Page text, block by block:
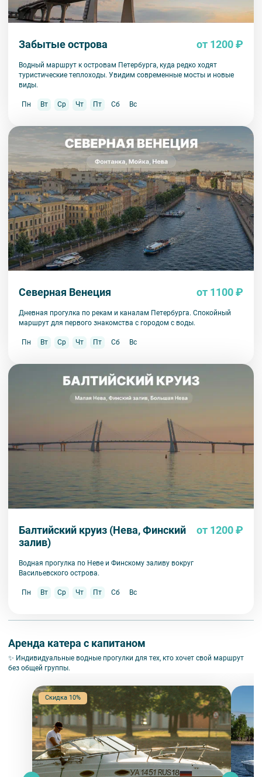
Забытые острова от 1200 ₽
Водный маршрут к островам Петербурга, куда редко ходят
туристические теплоходы. Увидим современные мосты и новые
виды.
Пн Вт Ср Чт Пт Сб Вс
Северная Венеция от 1100 ₽
Дневная прогулка по рекам и каналам Петербурга. Спокойный
маршрут для первого знакомства с городом с воды.
Пн Вт Ср Чт Пт Сб Вс
Балтийский круиз (Нева, Финский
залив)
от 1200 ₽
Водная прогулка по Неве и Финскому заливу вокруг
Васильевского острова.
Пн Вт Ср Чт Пт Сб Вс
Аренда катера с капитаном
✨ Индивидуальные водные прогулки для тех, кто хочет свой маршрут
без общей группы.
Скидка 10%